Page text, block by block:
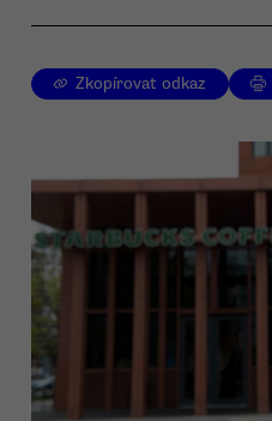
Zkopírovat odkaz